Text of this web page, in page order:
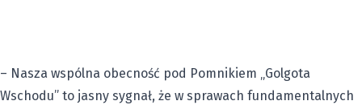
– Nasza wspólna obecność pod Pomnikiem „Golgota
Wschodu” to jasny sygnał, że w sprawach fundamentalnych